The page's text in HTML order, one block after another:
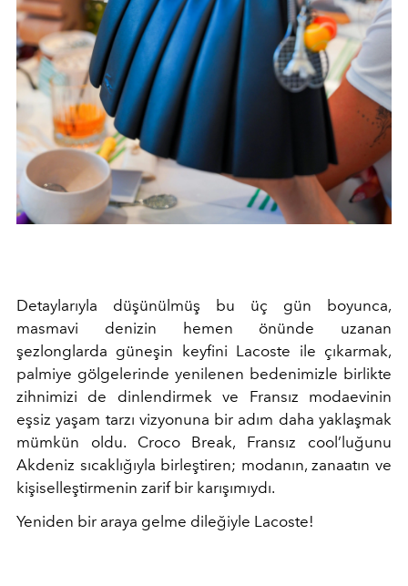
Detaylarıyla düşünülmüş bu üç gün boyunca,
masmavi denizin hemen önünde uzanan
şezlonglarda güneşin keyfini Lacoste ile çıkarmak,
palmiye gölgelerinde yenilenen bedenimizle birlikte
zihnimizi de dinlendirmek ve Fransız modaevinin
eşsiz yaşam tarzı vizyonuna bir adım daha yaklaşmak
mümkün oldu. Croco Break, Fransız cool’luğunu
Akdeniz sıcaklığıyla birleştiren; modanın, zanaatın ve
kişiselleştirmenin zarif bir karışımıydı.
Yeniden bir araya gelme dileğiyle Lacoste!